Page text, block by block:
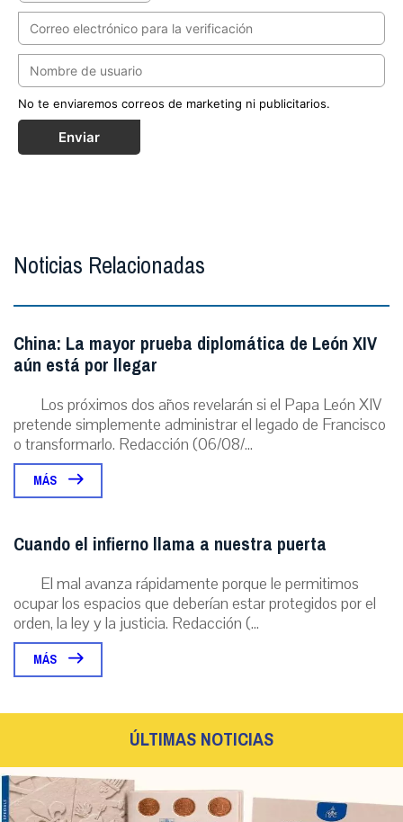
No te enviaremos correos de marketing ni publicitarios.
Enviar
Noticias Relacionadas
China: La mayor prueba diplomática de León XIV
aún está por llegar
Los próximos dos años revelarán si el Papa León XIV
pretende simplemente administrar el legado de Francisco
o transformarlo. Redacción (06/08/...
MÁS
Cuando el infierno llama a nuestra puerta
El mal avanza rápidamente porque le permitimos
ocupar los espacios que deberían estar protegidos por el
orden, la ley y la justicia. Redacción (...
MÁS
ÚLTIMAS NOTICIAS